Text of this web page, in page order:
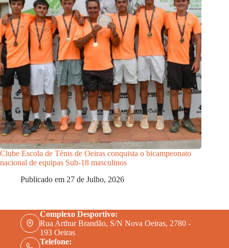
Clube Escola de Ténis de Oeiras conquista o bicampeonato
nacional de equipas Sub-18 masculinos
Publicado em 27 de Julho, 2026
Complexo Desportivo:
Rua Arthur Brandão, S/N Nova Oeiras, 2780 -
193 Oeiras
Telefone: